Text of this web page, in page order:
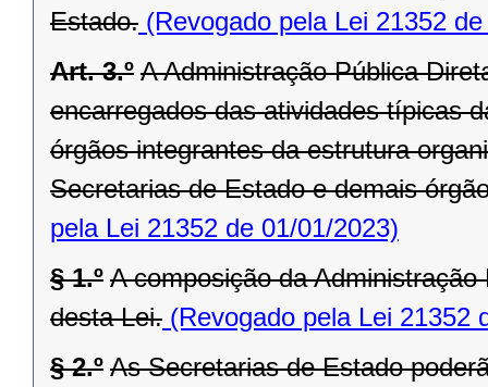
Estado. (Revogado pela Lei 21352
Art. 3.º A Administração Pública
encarregados das atividades típicas
órgãos integrantes da estrutura
Secretarias de Estado e demais
pela Lei 21352 de 01/01/2023)
§ 1.º A composição da
desta Lei. (Revogado pela Lei 21352
§ 2.º As Secretarias de Estado